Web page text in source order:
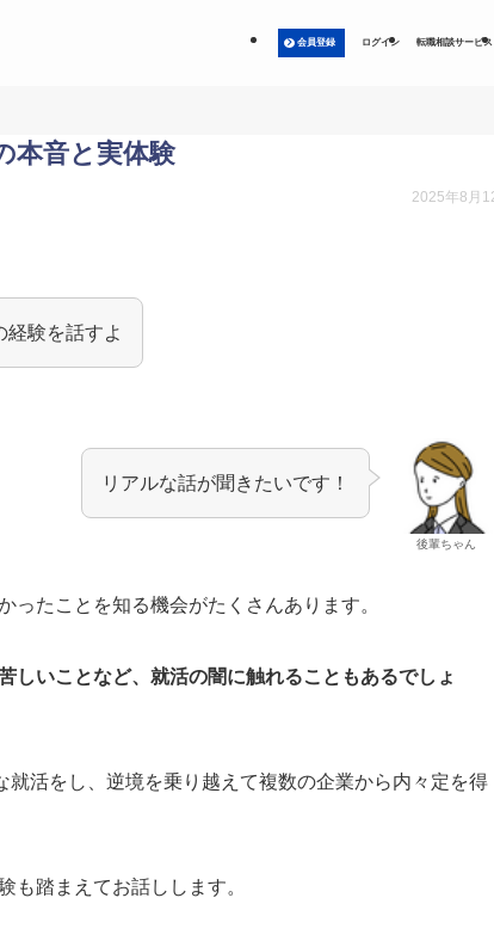
会員登録 ログイン 転職相談サービス
本音と実体験
2025年8月
経験を話すよ
後輩ちゃん
リアルな話が聞きたいです！
ったことを知る機会がたくさんあります。
しいことなど、就活の闇に触れることもあるでしょ
活をし、逆境を乗り越えて複数の企業から内々定を得
も踏まえてお話しします。